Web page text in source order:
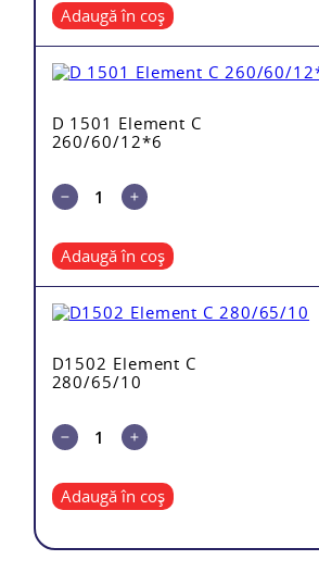
Adaugă în coș
D 1501 Element C
260/60/12*6
Adaugă în coș
D1502 Element C
280/65/10
Adaugă în coș